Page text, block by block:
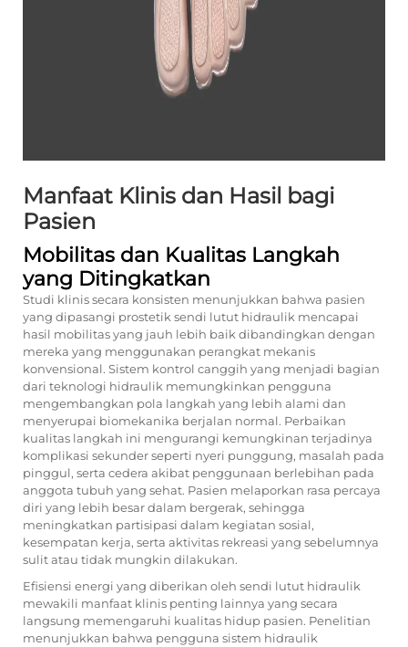
Manfaat Klinis dan Hasil bagi
Pasien
Mobilitas dan Kualitas Langkah
yang Ditingkatkan
Studi klinis secara konsisten menunjukkan bahwa pasien
yang dipasangi prostetik sendi lutut hidraulik mencapai
hasil mobilitas yang jauh lebih baik dibandingkan dengan
mereka yang menggunakan perangkat mekanis
konvensional. Sistem kontrol canggih yang menjadi bagian
dari teknologi hidraulik memungkinkan pengguna
mengembangkan pola langkah yang lebih alami dan
menyerupai biomekanika berjalan normal. Perbaikan
kualitas langkah ini mengurangi kemungkinan terjadinya
komplikasi sekunder seperti nyeri punggung, masalah pada
pinggul, serta cedera akibat penggunaan berlebihan pada
anggota tubuh yang sehat. Pasien melaporkan rasa percaya
diri yang lebih besar dalam bergerak, sehingga
meningkatkan partisipasi dalam kegiatan sosial,
kesempatan kerja, serta aktivitas rekreasi yang sebelumnya
sulit atau tidak mungkin dilakukan.
Efisiensi energi yang diberikan oleh sendi lutut hidraulik
mewakili manfaat klinis penting lainnya yang secara
langsung memengaruhi kualitas hidup pasien. Penelitian
menunjukkan bahwa pengguna sistem hidraulik